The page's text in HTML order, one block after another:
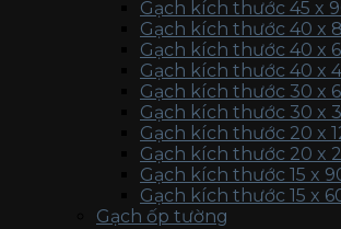
Gạch kích thước 45 x
Gạch kích thước 40 x
Gạch kích thước 40 x
Gạch kích thước 40 x
Gạch kích thước 30 x
Gạch kích thước 30 x
Gạch kích thước 20 x
Gạch kích thước 20 x
Gạch kích thước 15 x
Gạch kích thước 15 x
Gạch ốp tường